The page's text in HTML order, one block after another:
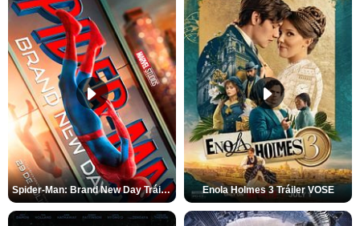
Spider-Man: Brand New Day Tráiler (3) Enola Holmes 3 Tráiler VOSE